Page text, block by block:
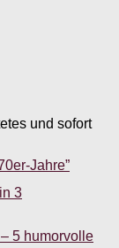
und sofort
Jahre”
3
5 humorvolle